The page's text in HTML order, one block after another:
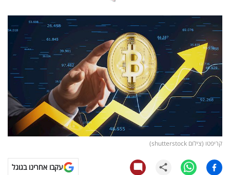
מדדים
ומחקרים
דעות
רכילות
עסקית
קריפטו
ויראלי
קריפטו (צילום shutterstock)
עקבו אחרינו בגוגל